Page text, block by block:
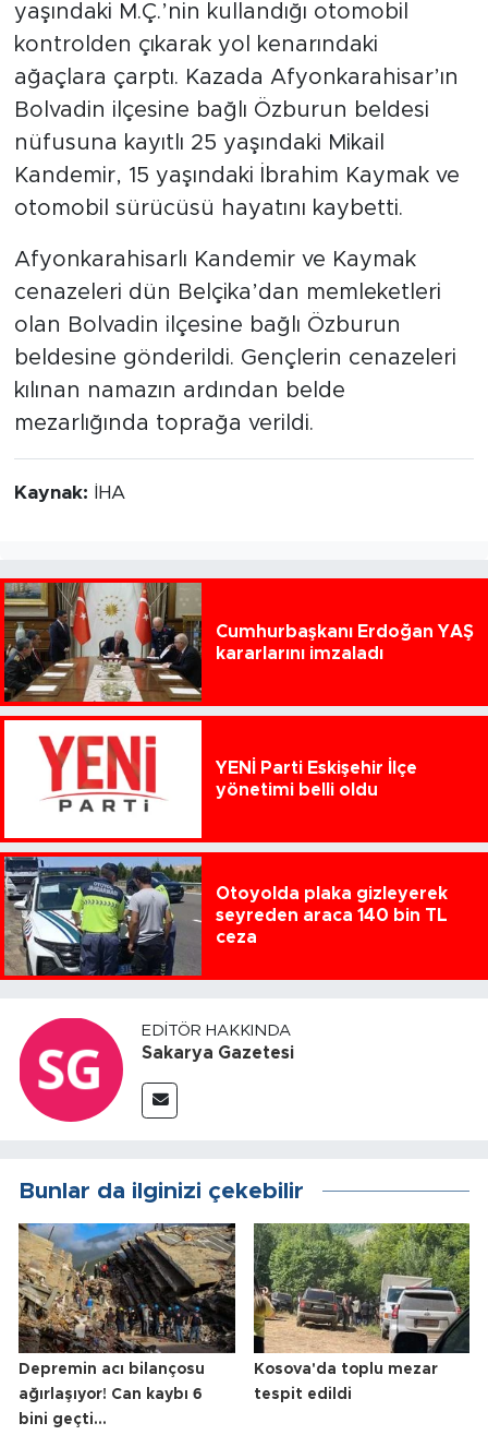
yaşındaki M.Ç.’nin kullandığı otomobil
kontrolden çıkarak yol kenarındaki
ağaçlara çarptı. Kazada Afyonkarahisar’ın
Bolvadin ilçesine bağlı Özburun beldesi
nüfusuna kayıtlı 25 yaşındaki Mikail
Kandemir, 15 yaşındaki İbrahim Kaymak ve
otomobil sürücüsü hayatını kaybetti.
Afyonkarahisarlı Kandemir ve Kaymak
cenazeleri dün Belçika’dan memleketleri
olan Bolvadin ilçesine bağlı Özburun
beldesine gönderildi. Gençlerin cenazeleri
kılınan namazın ardından belde
mezarlığında toprağa verildi.
Kaynak: İHA
Cumhurbaşkanı Erdoğan YAŞ
kararlarını imzaladı
YENİ Parti Eskişehir İlçe
yönetimi belli oldu
Otoyolda plaka gizleyerek
seyreden araca 140 bin TL
ceza
EDITÖR HAKKINDA
Sakarya Gazetesi
Bunlar da ilginizi çekebilir
Depremin acı bilançosu
ağırlaşıyor! Can kaybı 6
bini geçti...
Kosova'da toplu mezar
tespit edildi